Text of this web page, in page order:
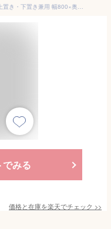
2列2段 木製キャビネット 扉付き 鍵付き 上置き・下置き兼用 幅800×奥行420×高さ720mm セルボ 【ホワイト・ナチュラル・ダークブラウン】キャビネット 書庫 本棚 A4ファイル対応 収納庫 オフィス収納棚 書棚 ブックシェルフ2段
でみる
価格と在庫を楽天でチェック >>